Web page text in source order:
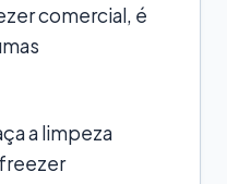
comercial, é
a limpeza